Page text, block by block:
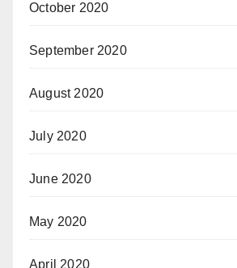
October 2020
September 2020
August 2020
July 2020
June 2020
May 2020
April 2020